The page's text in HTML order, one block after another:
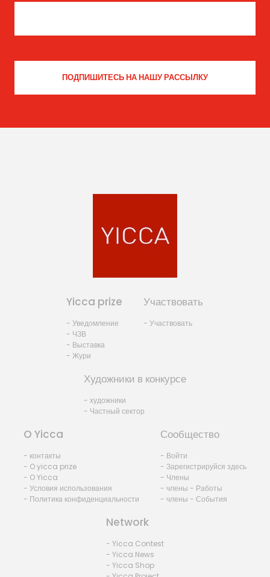
Yicca prize
- Уведомление
- ЧЗВ
- Выставка
- Жури
Участвовать
- Участвовать
Художники в конкурсе
- художники
- Частный сектор
O Yicca
- контакты
- O yicca prize
- O Yicca
- Условия использования
- Политика конфиденциальности
Сообщество
- Войти
- Зарегистрируйся здесь
- Члены
- члены - Работы
- члены - События
Network
- Yicca Contest
- Yicca News
- Yicca Shop